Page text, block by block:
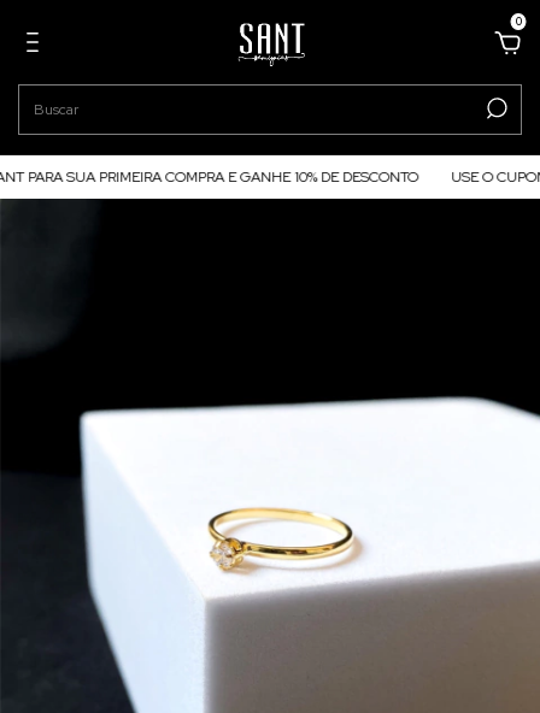
0
SUA PRIMEIRA COMPRA E GANHE 10% DE DESCONTO USE O CUPOM